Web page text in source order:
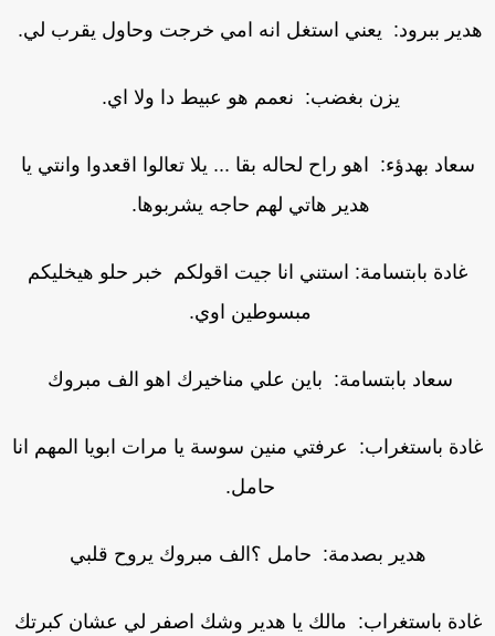
ببرود: يعني استغل انه امي خرجت وحاول يقرب لي.
يزن بغضب: نعمم هو عبيط دا ولا اي.
سعاد بهدؤء: اهو راح لحاله بقا ... يلا تعالوا اقعدوا وانتي يا
هدير هاتي لهم حاجه يشربوها.
غادة بابتسامة: استني انا جيت اقولكم خبر حلو هيخليكم
مبسوطين اوي.
سعاد بابتسامة: باين علي مناخيرك اهو الف مبروك
باستغراب: عرفتي منين سوسة يا مرات ابويا المهم انا
حامل.
هدير بصدمة: حامل ؟الف مبروك يروح قلبي
باستغراب: مالك يا هدير وشك اصفر لي عشان كبرتك